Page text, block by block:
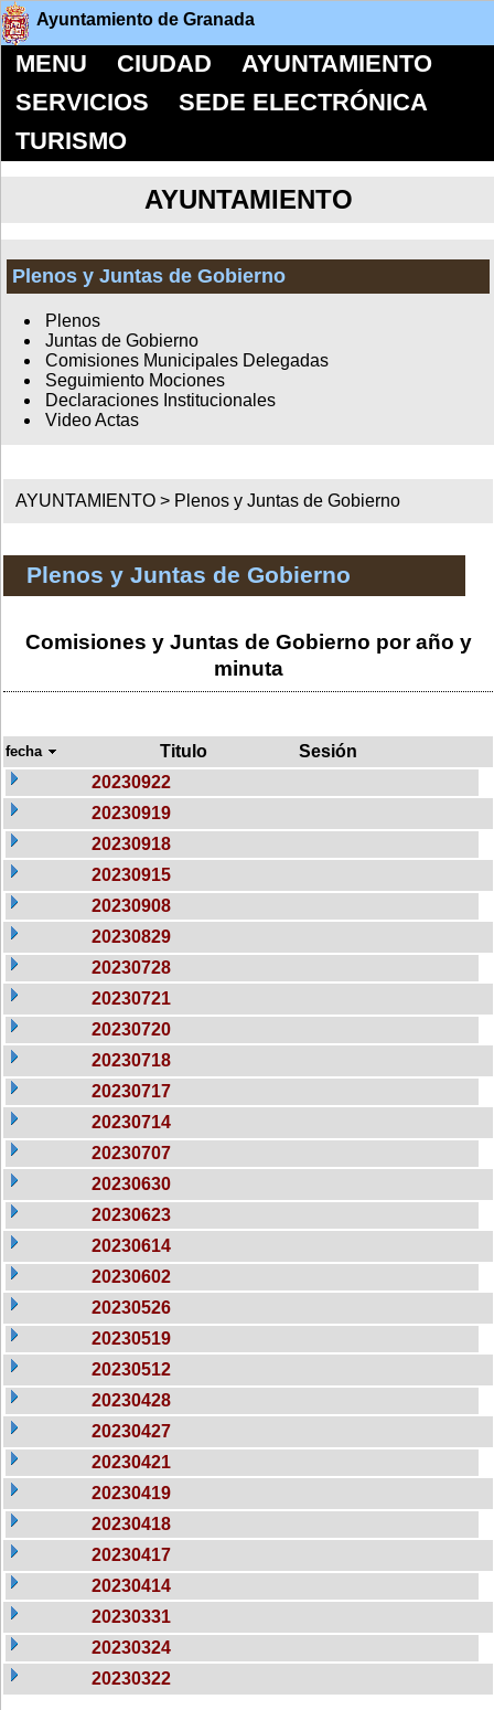
Ayuntamiento de Granada
MENU CIUDAD
AYUNTAMIENTO
SERVICIOS
SEDE ELECTRÓNICA
TURISMO
AYUNTAMIENTO
Plenos y Juntas de Gobierno
Plenos
Juntas de Gobierno
Comisiones Municipales Delegadas
Seguimiento Mociones
Declaraciones Institucionales
Video Actas
AYUNTAMIENTO > Plenos y Juntas de Gobierno
Plenos y Juntas de Gobierno
Comisiones y Juntas de Gobierno por año y
minuta
fecha Titulo
Sesión
20230922
20230919
20230918
20230915
20230908
20230829
20230728
20230721
20230720
20230718
20230717
20230714
20230707
20230630
20230623
20230614
20230602
20230526
20230519
20230512
20230428
20230427
20230421
20230419
20230418
20230417
20230414
20230331
20230324
20230322